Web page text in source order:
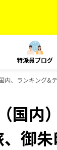
特派員ブログ
、ランキング&
国内
御